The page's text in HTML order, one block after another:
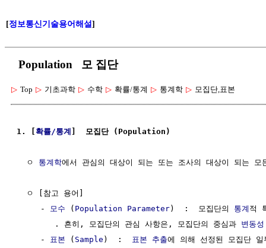
[정보통신기술용어해설]
Population 모 집단
▷ Top ▷ 기초과학 ▷ 수학 ▷ 확률/통계 ▷ 통계학 ▷ 모집단,표본
1. [확률/통계 ]  모집단 (Population)
  ㅇ
통계학에서 관심의 대상이 되는 또는 조사의 대상이 되는
  ㅇ [참고 용어]
     -
모수 ( Population Parameter)  :  모집단의 통계 적
        . 흔히, 모집단의 관심 사항은, 모집단의 중심과
변동성
     -
표본 ( Sample )  : 표본 추출에 의해 선정된 모집단